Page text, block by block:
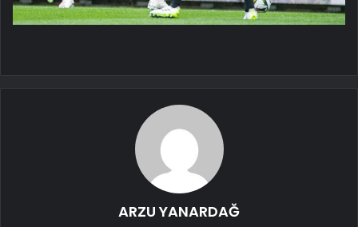
ARZU YANARDAĞ